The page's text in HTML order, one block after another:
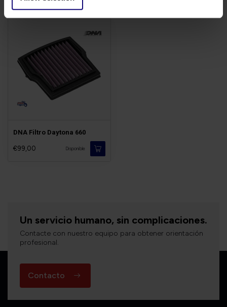
DNA Filtro Daytona 660
€99,00 Disponible
Un servicio humano, sin complicaciones.
Contacte con nuestro equipo para obtener orientación
profesional.
Contacto